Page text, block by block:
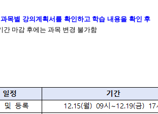
목별 강의계획서를 확인하고 학습 내용을 확인 후
간 마감 후에는 과목 변경 불가함